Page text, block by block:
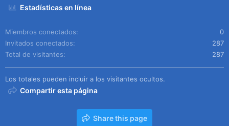
Estadísticas en línea
Miembros conectados
0
Invitados conectados
287
Total de visitantes
287
Los totales pueden incluir a los visitantes ocultos.
Compartir esta página
Share this page